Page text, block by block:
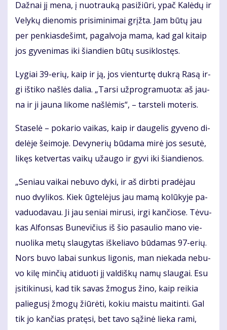
Daž­nai jį me­na, į nuo­trau­ką pa­si­žiū­ri, ypač Ka­lė­dų ir
Ve­ly­kų die­no­mis pri­si­mi­ni­mai grįž­ta. Jam bū­tų jau
per pen­kias­de­šimt, pa­gal­vo­ja ma­ma, kad gal ki­taip
jos gy­ve­ni­mas iki šian­dien bū­tų su­si­klos­tęs.
Ly­giai 39-erių, kaip ir ją, jos vien­tur­tę duk­rą Ra­są ir­
gi iš­ti­ko naš­lės da­lia. „Tar­si už­prog­ra­muo­ta: aš jau­
na ir ji jau­na li­ko­me naš­lė­mis“, – tars­te­li mo­te­ris.
Sta­se­lė – po­ka­rio vai­kas, kaip ir dau­ge­lis gy­ve­no di­
de­lė­je šei­mo­je. De­vy­ne­rių bū­da­ma mi­rė jos se­su­tė,
li­kęs ket­ver­tas vai­kų už­au­go ir gy­vi iki šian­die­nos.
„Se­niau vai­kai ne­bu­vo dy­ki, ir aš dirb­ti pra­dė­jau
nuo dvy­li­kos. Kiek ūg­te­lė­jus jau ma­mą ko­lū­ky­je pa­
va­duo­da­vau. Ji jau se­niai mi­ru­si, ir­gi kan­čio­se. Tė­vu­
kas Al­fon­sas Bu­ne­vi­čius iš šio pa­sau­lio ma­no vie­
nuo­li­ka me­tų slau­gy­tas iš­ke­lia­vo bū­da­mas 97-erių.
Nors bu­vo la­bai sun­kus li­go­nis, man nie­ka­da ne­bu­
vo ki­lę min­čių ati­duo­ti jį val­diš­kų na­mų slau­gai. Esu
įsi­ti­ki­nu­si, kad tik sa­vas žmo­gus ži­no, kaip rei­kia
pa­lie­gu­sį žmo­gų žiū­rė­ti, ko­kiu mais­tu mai­tin­ti. Gal
tik jo kan­čias pra­tę­si, bet ta­vo są­ži­nė lie­ka ra­mi,